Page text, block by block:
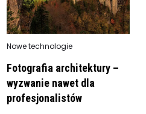
Posted
Nowe technologie
Fotografia architektury –
wyzwanie nawet dla
profesjonalistów